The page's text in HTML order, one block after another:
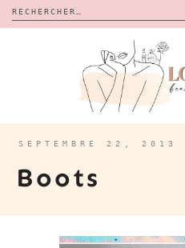
Rechercher :
CALENDRIERS DE L’AVENT
BON PLAN
À PROPOS
CONTACT
SEPTEMBRE 22, 2013
Boots